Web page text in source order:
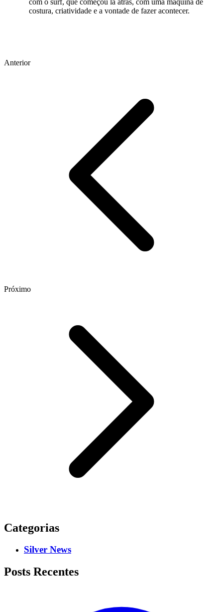
costura, criatividade e a vontade de fazer acontecer.
Anterior
Próximo
Categorias
Silver News
Posts Recentes